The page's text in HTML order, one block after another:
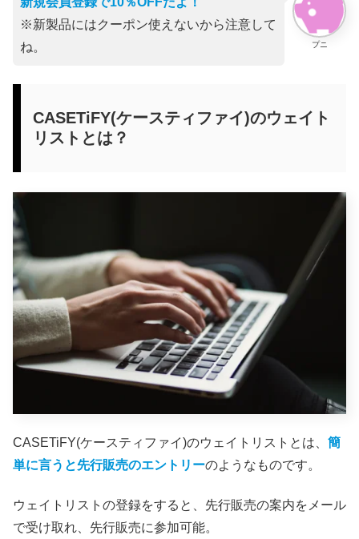
プニ
※新製品にはクーポン使えないから注意して
ね。
CASETiFY(ケースティファイ)のウェイト
リストとは？
CASETiFY(ケースティファイ)のウェイトリストとは、 簡
単に言うと先行販売のエントリーのようなものです。
ウェイトリストの登録をすると、先行販売の案内をメール
で受け取れ、先行販売に参加可能。